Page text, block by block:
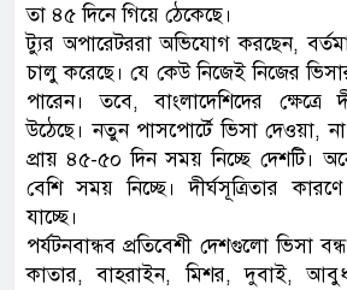
তা ৪৫ দিনে গিয়ে ঠেকেছে।
ট্যুর অপারেটররা অভিযোগ করছেন,
চালু করেছে। যে কেউ নিজেই নিজের
পারেন। তবে, বাংলাদেশিদের ক্ষেত্রে
উঠেছে। নতুন পাসপোর্টে ভিসা দেওয়া, না
প্রায় ৪৫-৫০ দিন সময় নিচ্ছে দেশটি।
বেশি সময় নিচ্ছে। দীর্ঘসূত্রিতার
যাচ্ছে।
পর্যটনবান্ধব প্রতিবেশী দেশগুলো ভিসা
কাতার, বাহরাইন, মিশর, দুবাই,